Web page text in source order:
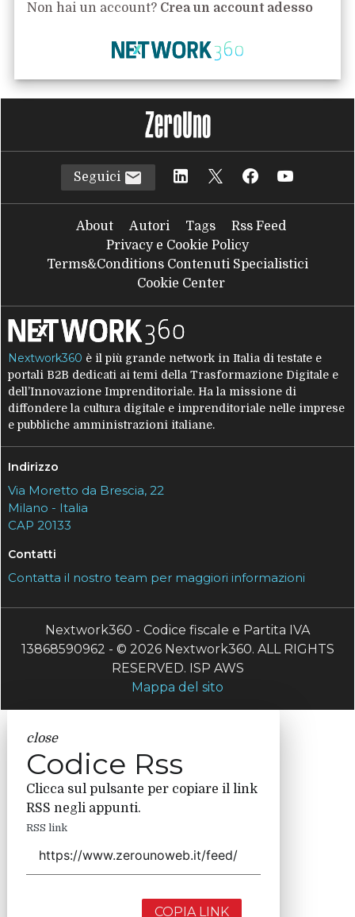
Non hai un account? Crea un account adesso
Seguici
About Autori Tags
Rss Feed
Privacy e Cookie Policy
Terms&Conditions Contenuti Specialistici
Cookie Center
Nextwork360 è il più grande network in Italia di testate e
portali B2B dedicati ai temi della Trasformazione Digitale e
dell’Innovazione Imprenditoriale. Ha la missione di
diffondere la cultura digitale e imprenditoriale nelle imprese
e pubbliche amministrazioni italiane.
Indirizzo
Via Moretto da Brescia, 22
Milano - Italia
CAP 20133
Contatti
Contatta il nostro team per maggiori informazioni
Nextwork360 - Codice fiscale e Partita IVA
13868590962 - © 2026 Nextwork360. ALL RIGHTS
RESERVED. ISP AWS
Mappa del sito
close
Codice Rss
Clicca sul pulsante per copiare il link
RSS negli appunti.
RSS link
COPIA LINK